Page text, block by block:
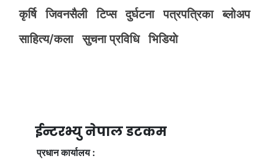
कृर्षि
जिवनसैली टिप्स दुर्घटना पत्रपत्रिका
ब्लोअप
साहित्य/कला
सुचना प्रविधि भिडियाे
ईन्टरभ्यु नेपाल डटकम
प्रधान कार्यालय :